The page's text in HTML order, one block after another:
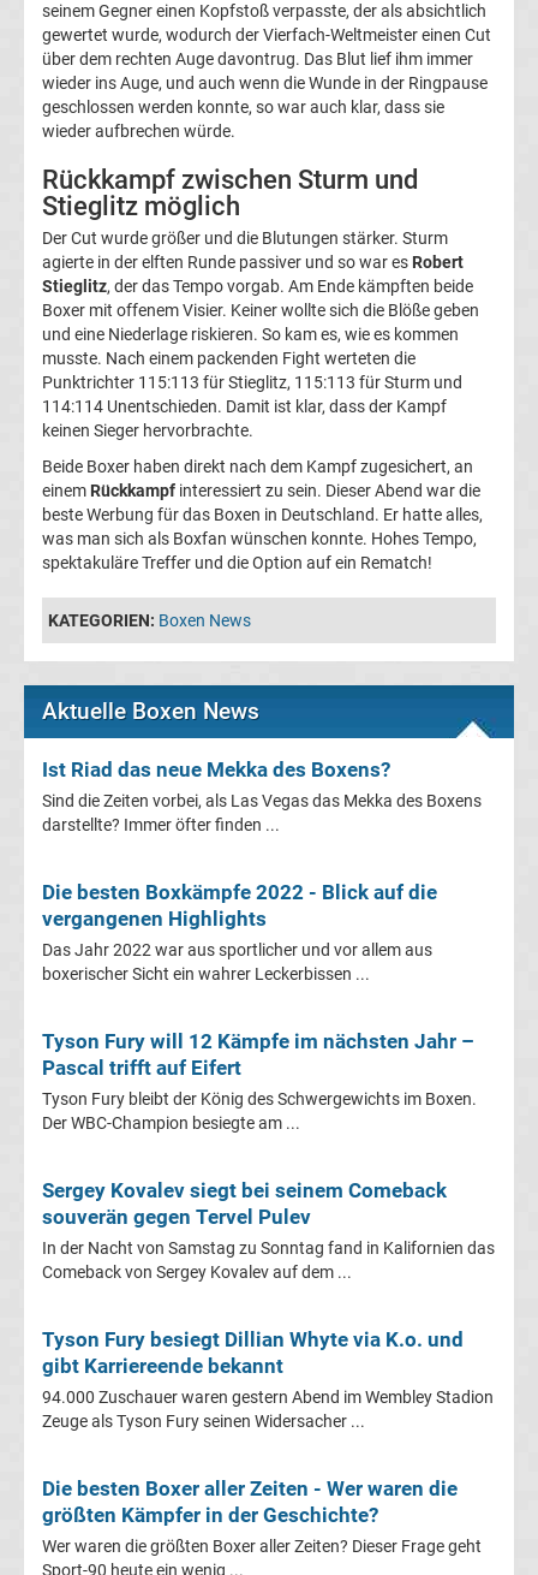
2020
Boxen
2019
Boxen
Gewichtsklassen
Top-
Aktuell
Bundesliga
Tabelle
2.
Ergebnisse
Liga
3.
Liga
Ergebnisse
Champions
Tabelle
seinem Gegner einen Kopfstoß verpasste, der als absichtlich
gewertet wurde, wodurch der Vierfach-Weltmeister einen Cut
über dem rechten Auge davontrug. Das Blut lief ihm immer
wieder ins Auge, und auch wenn die Wunde in der Ringpause
geschlossen werden konnte, so war auch klar, dass sie
wieder aufbrechen würde.
Rückkampf zwischen Sturm und
Stieglitz möglich
Der Cut wurde größer und die Blutungen stärker. Sturm
agierte in der elften Runde passiver und so war es Robert
Stieglitz, der das Tempo vorgab. Am Ende kämpften beide
Boxer mit offenem Visier. Keiner wollte sich die Blöße geben
und eine Niederlage riskieren. So kam es, wie es kommen
musste. Nach einem packenden Fight werteten die
Punktrichter 115:113 für Stieglitz, 115:113 für Sturm und
114:114 Unentschieden. Damit ist klar, dass der Kampf
keinen Sieger hervorbrachte.
Beide Boxer haben direkt nach dem Kampf zugesichert, an
einem Rückkampf interessiert zu sein. Dieser Abend war die
beste Werbung für das Boxen in Deutschland. Er hatte alles,
was man sich als Boxfan wünschen konnte. Hohes Tempo,
spektakuläre Treffer und die Option auf ein Rematch!
KATEGORIEN: Boxen News
Aktuelle Boxen News
Ist Riad das neue Mekka des Boxens?
Sind die Zeiten vorbei, als Las Vegas das Mekka des Boxens
darstellte? Immer öfter finden ...
Die besten Boxkämpfe 2022 - Blick auf die
vergangenen Highlights
Das Jahr 2022 war aus sportlicher und vor allem aus
boxerischer Sicht ein wahrer Leckerbissen ...
Tyson Fury will 12 Kämpfe im nächsten Jahr –
Pascal trifft auf Eifert
Tyson Fury bleibt der König des Schwergewichts im Boxen.
Der WBC-Champion besiegte am ...
Sergey Kovalev siegt bei seinem Comeback
souverän gegen Tervel Pulev
In der Nacht von Samstag zu Sonntag fand in Kalifornien das
Comeback von Sergey Kovalev auf dem ...
Tyson Fury besiegt Dillian Whyte via K.o. und
gibt Karriereende bekannt
94.000 Zuschauer waren gestern Abend im Wembley Stadion
Zeuge als Tyson Fury seinen Widersacher ...
Die besten Boxer aller Zeiten - Wer waren die
größten Kämpfer in der Geschichte?
Wer waren die größten Boxer aller Zeiten? Dieser Frage geht
Sport-90 heute ein wenig ...